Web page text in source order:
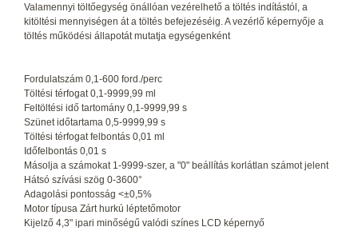
Valamennyi töltőegység önállóan vezérelhető a töltés indítástól, a
kitöltési mennyiségen át a töltés befejezéséig. A vezérlő képernyője a
töltés működési állapotát mutatja egységenként
Fordulatszám 0,1-600 ford./perc
Töltési térfogat 0,1-9999,99 ml
Feltöltési idő tartomány 0,1-9999,99 s
Szünet időtartama 0,5-9999,99 s
Töltési térfogat felbontás 0,01 ml
Időfelbontás 0,01 s
Másolja a számokat 1-9999-szer, a "0" beállítás korlátlan számot jelent
Hátsó szívási szög 0-3600°
Adagolási pontosság <±0,5%
Motor típusa Zárt hurkú léptetőmotor
Kijelző 4,3" ipari minőségű valódi színes LCD képernyő